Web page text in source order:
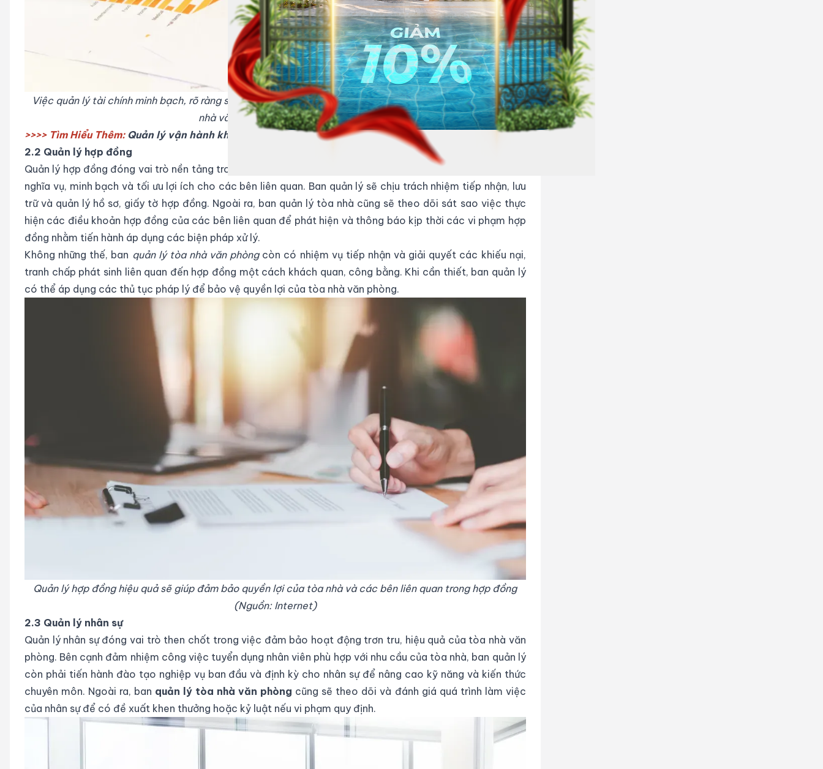
Việc quản lý tài chính minh bạch, rõ ràng sẽ giúp chủ đầu tư và khách hàng an tâm về hoạt động của tòa
nhà văn phòng (Nguồn: Internet)
>>>> Tìm Hiểu Thêm: Quản lý vận hành khách sạn
2.2 Quản lý hợp đồng
Quản lý hợp đồng đóng vai trò nền tảng trong quy trình
, đảm bảo sự tuân thủ
nghĩa vụ, minh bạch và tối ưu lợi ích cho các bên liên quan. Ban quản lý sẽ chịu trách nhiệm tiếp nhận, lưu
trữ và quản lý hồ sơ, giấy tờ hợp đồng. Ngoài ra, ban quản lý tòa nhà cũng sẽ theo dõi sát sao việc thực
hiện các điều khoản hợp đồng của các bên liên quan để phát hiện và thông báo kịp thời các vi phạm hợp
đồng nhằm tiến hành áp dụng các biện pháp xử lý.
Không những thế, ban quản lý tòa nhà văn phòngcòn có nhiệm vụ tiếp nhận và giải quyết các khiếu nại,
tranh chấp phát sinh liên quan đến hợp đồng một cách khách quan, công bằng. Khi cần thiết, ban quản lý
có thể áp dụng các thủ tục pháp lý để bảo vệ quyền lợi của tòa nhà văn phòng.
Quản lý hợp đồng hiệu quả sẽ giúp đảm bảo quyền lợi của tòa nhà và các bên liên quan trong hợp đồng
(Nguồn: Internet)
2.3 Quản lý nhân sự
Quản lý nhân sự đóng vai trò then chốt trong việc đảm bảo hoạt động trơn tru, hiệu quả của tòa nhà văn
phòng. Bên cạnh đảm nhiệm công việc tuyển dụng nhân viên phù hợp với nhu cầu của tòa nhà, ban quản lý
còn phải tiến hành đào tạo nghiệp vụ ban đầu và định kỳ cho nhân sự để nâng cao kỹ năng và kiến thức
chuyên môn. Ngoài ra, ban quản lý tòa nhà văn phòng cũng sẽ theo dõi và đánh giá quá trình làm việc
của nhân sự để có đề xuất khen thưởng hoặc kỷ luật nếu vi phạm quy định.